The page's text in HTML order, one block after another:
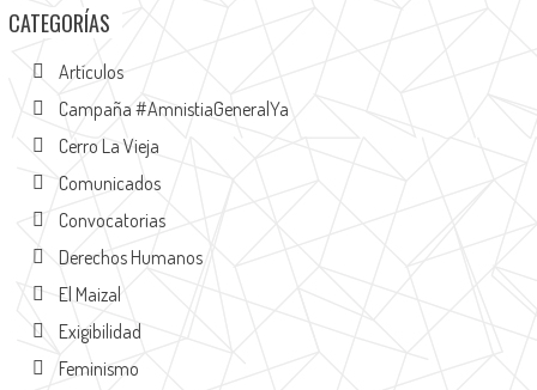
CATEGORÍAS
Artículos
Campaña #AmnistiaGeneralYa
Cerro La Vieja
Comunicados
Convocatorias
Derechos Humanos
El Maizal
Exigibilidad
Feminismo